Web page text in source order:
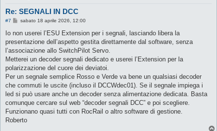
Re: SEGNALI IN DCC
#7
M
s
a
g
i
o
sabato 18 aprile 2026, 12:00
Io non userei l’ESU Extension per i segnali, lasciando libera la
presentazione dell’aspetto gestita direttamente dal software, senza
l’associazione allo SwitchPilot Servo.
Metterei un decoder segnali dedicato e userei l’Extension per la
polarizzazione del cuore dei deviatoi.
Per un segnale semplice Rosso e Verde va bene un qualsiasi decoder
che commuti le uscite (incluso il DCCWdec01). Se il segnale impiega i
led si può usare anche un decoder senza alimentazione dedicata. Basta
comunque cercare sul web “decoder segnali DCC” e poi scegliere.
Funzionano quasi tutti con RocRail o altro software di gestione.
Roberto